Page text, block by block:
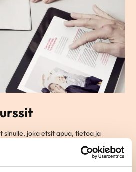
sinulle, joka etsit apua, tietoa ja
pääset tapaamaan toisia
olevia ja jakamaan kokemuksia